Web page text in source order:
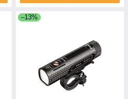
–13%